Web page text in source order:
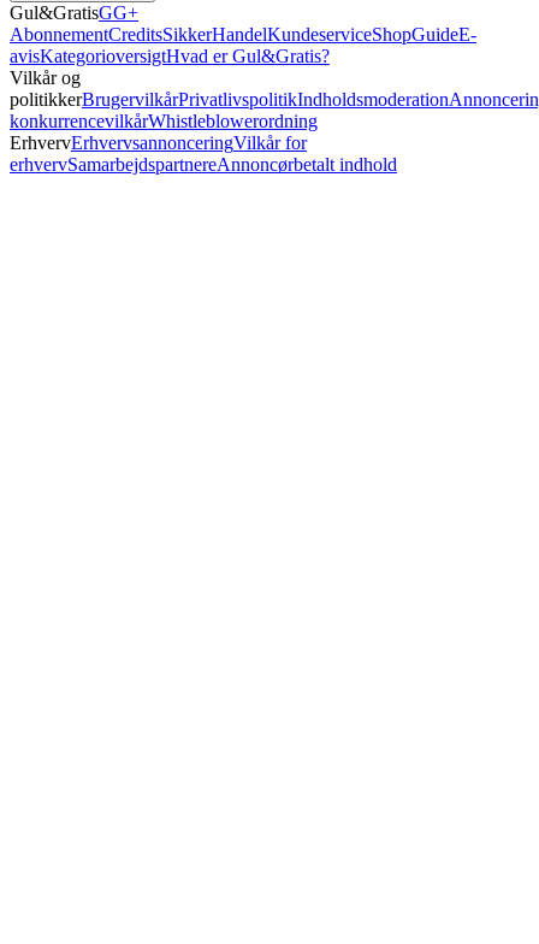
Gul&GratisGG+
AbonnementCreditsSikkerHandelKundeserviceShopGuideE-
avisKategorioversigtHvad er Gul&Gratis?
Vilkår og
politikkerBrugervilkårPrivatlivspolitikIndholdsmoderation
konkurrencevilkårWhistleblowerordning
ErhvervErhvervsannonceringVilkår for
erhvervSamarbejdspartnereAnnoncørbetalt indhold